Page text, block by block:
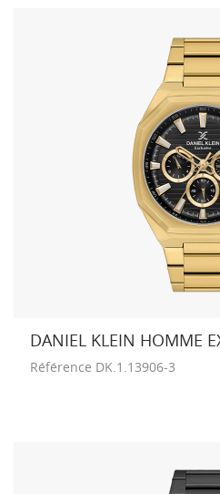
DANIEL KLEIN HOMME
Référence DK.1.13906-3